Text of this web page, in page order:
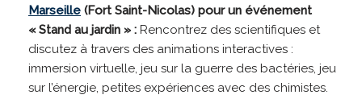
Marseille (Fort Saint-Nicolas) pour un événement
« Stand au jardin » : Rencontrez des scientifiques et
discutez à travers des animations interactives :
immersion virtuelle, jeu sur la guerre des bactéries, jeu
sur l’énergie, petites expériences avec des chimistes.